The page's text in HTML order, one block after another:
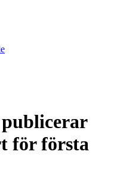
för första